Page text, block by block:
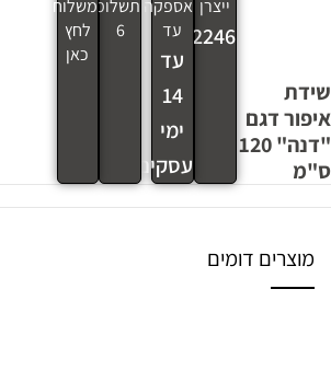
שידת
איפור דגם
"דנה" 120
ס"מ
ייצרן
2246
אספקה
עד
עד
14
ימי
עסקים
תשלומים
6
משלוח
לחץ
כאן
מוצרים דומים